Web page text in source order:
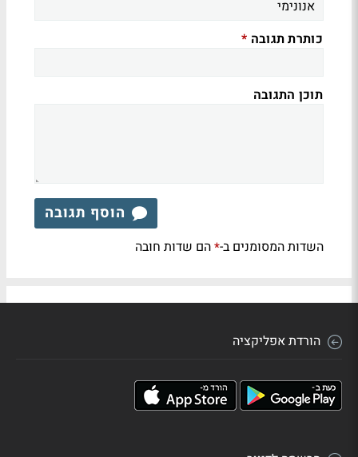
כותרת תגובה *
תוכן התגובה
הוסף תגובה
השדות המסומנים ב-*הם שדות חובה
הורדת אפליקציה